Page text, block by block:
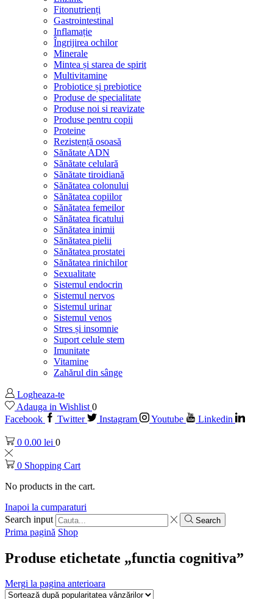
Fitonutrienți
Gastrointestinal
Inflamație
Îngrijirea ochilor
Minerale
Mintea și starea de spirit
Multivitamine
Probiotice și prebiotice
Produse de specialitate
Produse noi si reavizate
Produse pentru copii
Proteine
Rezistență osoasă
Sănătate ADN
Sănătate celulară
Sănătate tiroidiană
Sănătatea colonului
Sănătatea copiilor
Sănătatea femeilor
Sănătatea ficatului
Sănătatea inimii
Sănătatea pielii
Sănătatea prostatei
Sănătatea rinichilor
Sexualitate
Sistemul endocrin
Sistemul nervos
Sistemul urinar
Sistemul venos
Stres și insomnie
Suport celule stem
Imunitate
Vitamine
Zahărul din sânge
Logheaza-te
Adauga in Wishlist 0
Facebook
Twitter Instagram Youtube Linkedin
0 0.00 lei 0
0 Shopping Cart
No products in the cart.
Inapoi la cumparaturi
Search input
Search
Prima pagină Shop
Produse etichetate „functia cognitiva”
Mergi la pagina anterioara